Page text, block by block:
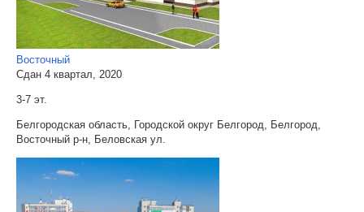
Восточный
Сдан 4 квартал, 2020
3-7 эт.
Белгородская область, Городской округ Белгород, Белгород,
Восточный р-н, Беловская ул.